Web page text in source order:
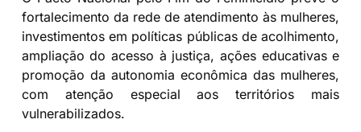
fortalecimento da rede de atendimento às mulheres,
investimentos em políticas públicas de acolhimento,
ampliação do acesso à justiça, ações educativas e
promoção da autonomia econômica das mulheres,
com atenção especial aos territórios mais
vulnerabilizados.